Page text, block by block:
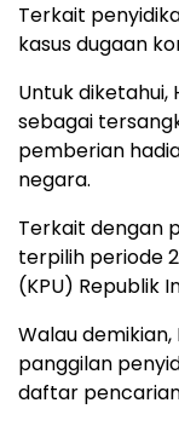
Terkait
kasus dugaan
Untuk diketahui,
sebagai
pemberian
negara.
Terkait dengan
terpilih periode
(KPU) Republik
Walau
panggilan
daftar pencarian